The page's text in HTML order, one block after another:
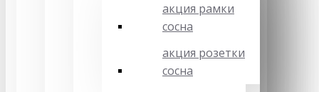
акция рамки
сосна
акция розетки
сосна